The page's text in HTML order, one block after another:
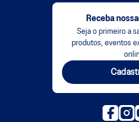
Receba
Seja o primeiro a
produtos, eventos